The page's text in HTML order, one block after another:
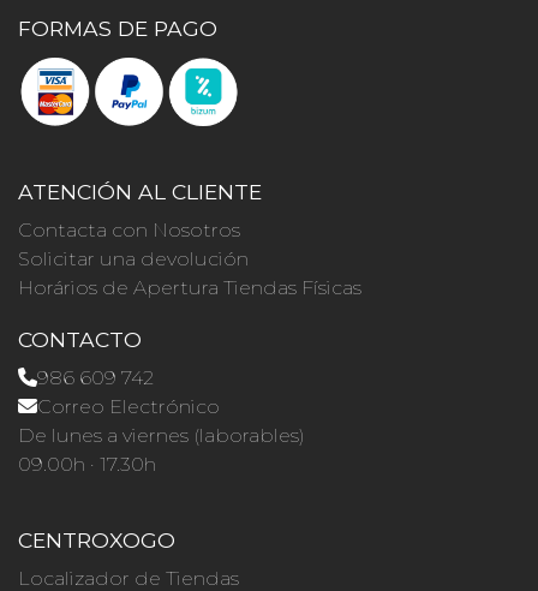
FORMAS DE PAGO
ATENCIÓN AL CLIENTE
Contacta con Nosotros
Solicitar una devolución
Horários de Apertura Tiendas Físicas
CONTACTO
986 609 742
Correo Electrónico
De lunes a viernes (laborables)
09.00h · 17.30h
CENTROXOGO
Localizador de Tiendas